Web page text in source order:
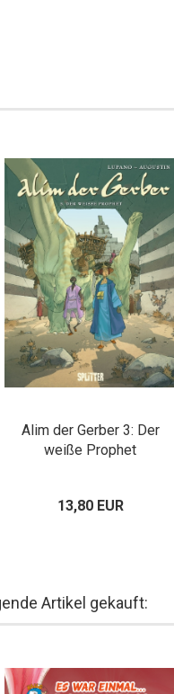
Alim der Gerber 3: Der
weiße Prophet
13,80 EUR
Artikel gekauft: